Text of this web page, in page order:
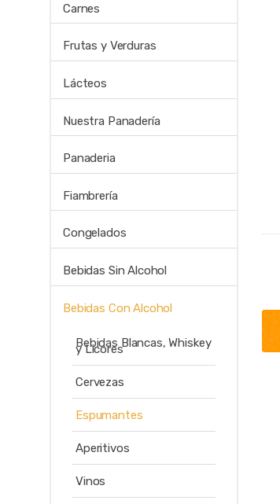
Carnes
Frutas y Verduras
Lácteos
Nuestra Panadería
Panaderia
Fiambrería
Congelados
Bebidas Sin Alcohol
Bebidas Con Alcohol
Bebidas Blancas, Whiskey
y Licores
Cervezas
Espumantes
Aperitivos
Vinos